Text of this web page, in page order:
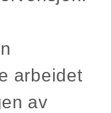
arbeidet
av